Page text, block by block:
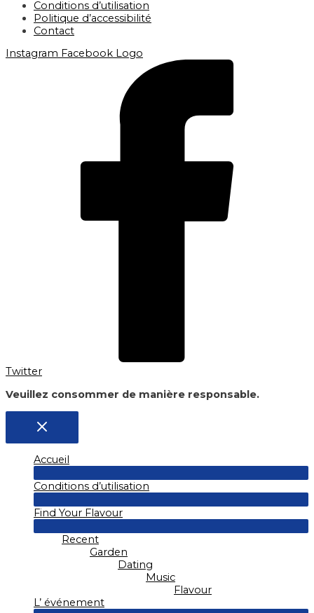
Conditions d’utilisation
Politique d’accessibilité
Contact
Instagram Facebook Logo
Twitter
Veuillez consommer de manière responsable.
Accueil
Permutateur
Menu
Conditions d’utilisation
Permutateur
Menu
Find Your Flavour
Permutateur
Recent
Garden
Dating
Music
Flavour
L’ événement